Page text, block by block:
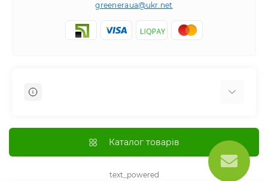
greeneraua@ukr.net
Оплата
Каталог товарів
text_powered